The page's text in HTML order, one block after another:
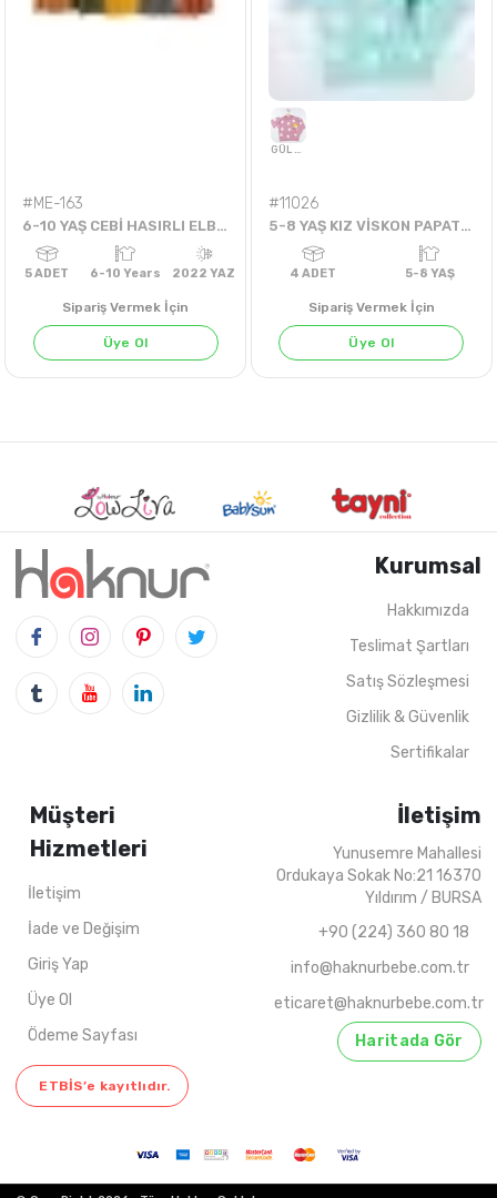
4
#ME-163
6-10 YAŞ CEBİ HASIRLI ELBİSE
Sipariş Vermek İçin
Üye Ol
GÜL KURUSU
#11026
5-8 YAŞ KIZ VİSKON PAPATYALI P ALWAYS SWEAT
Sipariş Vermek İçin
Üye Ol
Kurumsal
Hakkımızda
Teslimat Şartları
Satış Sözleşmesi
Gizlilik & Güvenlik
Sertifikalar
Müşteri
Hizmetleri
İletişim
İade ve Değişim
Giriş Yap
Üye Ol
Ödeme Sayfası
ETBİS’e kayıtlıdır.
İletişim
Yunusemre Mahallesi
Ordukaya Sokak No:21 16370
Yıldırım / BURSA
+90 (224) 360 80 18
info@haknurbebe.com.tr
eticaret@haknurbebe.com.tr
Haritada Gör